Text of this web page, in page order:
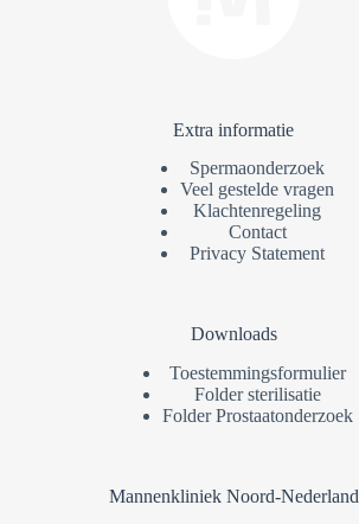
Extra informatie
Spermaonderzoek
Veel gestelde vragen
Klachtenregeling
Contact
Privacy Statement
Downloads
Toestemmingsformulier
Folder sterilisatie
Folder Prostaatonderzoek
Mannenkliniek Noord-Nederland